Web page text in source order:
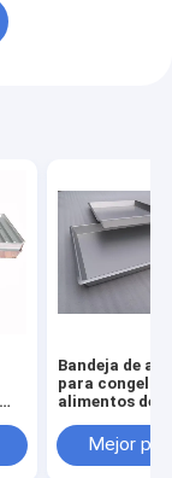
Bandeja de
para
alimentos de
congelados,
calidad y
Mejor